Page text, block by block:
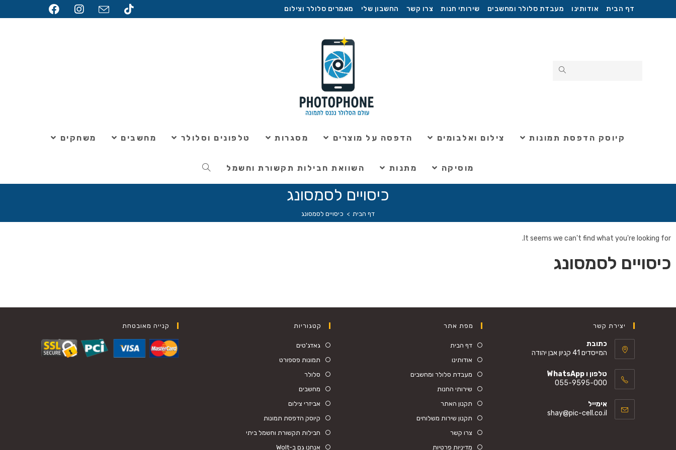
דף הבית אודותינו מעבדת סלולר ומחשבים שירותי חנות צרו קשר החשבון שלי מאמרים סלולר וצילום
קיוסק הדפסת תמונות צילום ואלבומים הדפסה על מוצרים מסגרות טלפונים וסלולר מחשבים משחקים
מוסיקה מתנות השוואת חבילות תקשורת וחשמל
כיסויים לסמסונג
דף הבית > כיסויים לסמסונג
It seems we can't find what you're looking for.
כיסויים לסמסונג
יצירת קשר
כתובת
המייסדים 41 קניון אבן יהודה
טלפון ו WhatsApp
055-9595-000
אימייל
shay@pic-cell.co.il
מפת אתר
דף הבית
אודותינו
מעבדת סלולר ומחשבים
שירותי החנות
תקנון האתר
תקנון שירות משלוחים
צרו קשר
מדיניות פרטיות
קטגוריות
גאדג'טים
תמונות פספורט
סלולר
מחשבים
אביזרי צילום
קיוסק הדפסת תמונות
חבילות תקשורת וחשמל ביתי
אנחנו גם ב-Wolt
קנייה מאובטחת